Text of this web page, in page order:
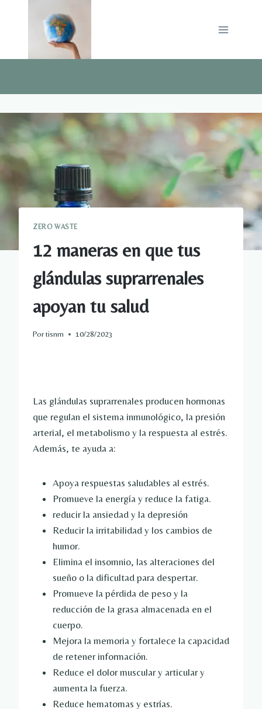
ZERO WASTE
12 maneras en que tus
glándulas suprarrenales
apoyan tu salud
Portisnm 10/28/2023
Las glándulas suprarrenales producen hormonas
que regulan el sistema inmunológico, la presión
arterial, el metabolismo y la respuesta al estrés.
Además, te ayuda a:
Apoya respuestas saludables al estrés.
Promueve la energía y reduce la fatiga.
reducir la ansiedad y la depresión
Reducir la irritabilidad y los cambios de
humor.
Elimina el insomnio, las alteraciones del
sueño o la dificultad para despertar.
Promueve la pérdida de peso y la
reducción de la grasa almacenada en el
cuerpo.
Mejora la memoria y fortalece la capacidad
de retener información.
Reduce el dolor muscular y articular y
aumenta la fuerza.
Reduce hematomas y estrías.